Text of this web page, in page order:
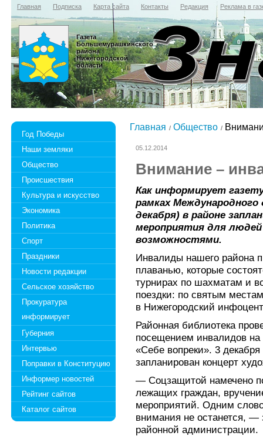
Главная Подписка Карта сайта Контакты Редакция Реклама в
Газета
Большемурашкинского
района
Нижегородской
области
Год Победы
Наши земляки
Общество
Происшествия
Культура и искусство
Экономика
Политика
Спорт
Праздники
Новости редакции
Сельское хозяйство
Прокуратура
информирует
Губерния
Интервью
Поправки в Конституцию
Информер новостей
Рейтинг сайтов
Каталог сайтов
Главная Общество
05.12.2014
Внимание –
Как информирует
рамках
декабря) в районе
мероприятия для
возможностями.
Инвалиды нашего района
плаванью, которые
турнирах по шахматам и
поездки: по святым
в Нижегородский
Районная библиотека
посещением инвалидов на
«Себе вопреки». 3
запланирован концерт
— Соцзащитой намечено
лежащих граждан,
мероприятий. Одним
внимания не останется, —
районной администрации.